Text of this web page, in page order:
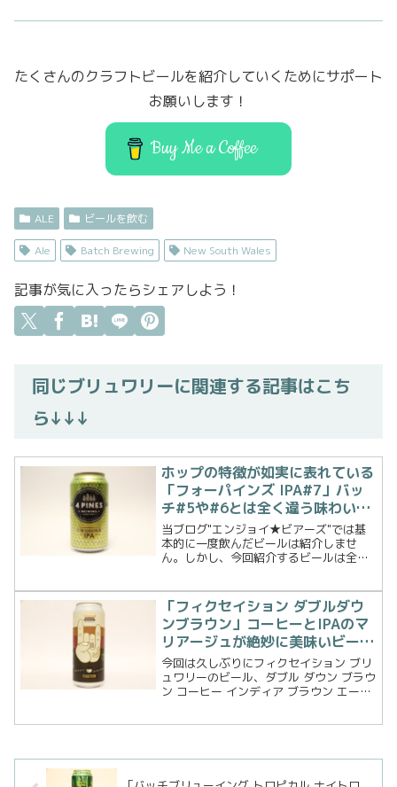
e
b
o
t
er
o
o
n
l
たくさんのクラフトビールを紹介していくためにサポート
お願いします！
Buy Me a Coffee
ALE ビールを飲む
Ale Batch Brewing New South Wales
記事が気に入ったらシェアしよう！
同じブリュワリーに関連する記事はこち
ら↓↓↓
ホップの特徴が如実に表れている
「フォーパインズ IPA#7」バッ
チ#5や#6とは全く違う味わいの
IPA！
当ブログ"エンジョイ★ビアーズ"では基
本的に一度飲んだビールは紹介しませ
ん。しかし、今回紹介するビールは全く
って使用するホップの品種を変えている
ため。今回はフォーパイ...
「フィクセイション ダブルダウ
ンブラウン」コーヒーとIPAのマ
リアージュが絶妙に美味いビー
ル！
今回は久しぶりにフィクセイション ブリ
ュワリーのビール、ダブル ダウン ブラウ
ン コーヒー インディア ブラウン エール